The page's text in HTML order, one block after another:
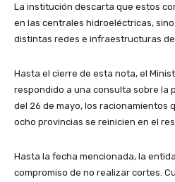
La institución descarta que estos
en las centrales hidroeléctricas,
distintas redes e infraestructuras
Hasta el cierre de esta nota, el
respondido a una consulta sobre la
del 26 de mayo, los racionamientos
ocho provincias se reinicien en el
Hasta la fecha mencionada, la
compromiso de no realizar cortes.